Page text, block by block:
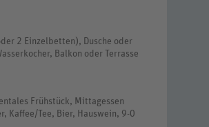
2 Einzelbetten), Dusche oder
Balkon oder Terrasse
Frühstück, Mittagessen
Kaffee/Tee, Bier, Hauswein, 9-0